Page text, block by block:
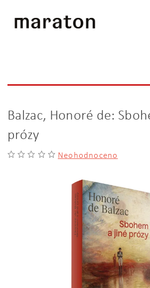
Balzac, Honoré de:
prózy
Neohodnoceno